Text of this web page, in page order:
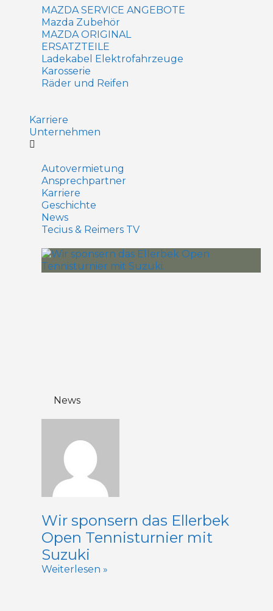
MAZDA SERVICE ANGEBOTE
Mazda Zubehör
MAZDA ORIGINAL
ERSATZTEILE
Ladekabel Elektrofahrzeuge
Karosserie
Räder und Reifen
Karriere
Unternehmen
Autovermietung
Ansprechpartner
Karriere
Geschichte
News
Tecius & Reimers TV
News
Wir sponsern das Ellerbek
Open Tennisturnier mit
Suzuki
Weiterlesen »